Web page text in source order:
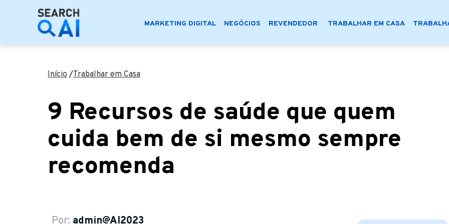
MARKETING DIGITAL NEGÓCIOS REVENDEDOR TRABALHAR EM CASA
Início /Trabalhar em Casa
9 Recursos de saúde que quem
cuida bem de si mesmo sempre
recomenda
Por: admin@AI2023